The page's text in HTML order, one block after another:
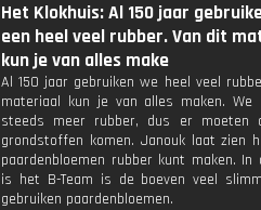
Het Klokhuis: Al 150 jaar
een heel veel rubber. Van dit
kun je van alles make
Al 150 jaar gebruiken we heel veel
materiaal kun je van alles maken. We
steeds meer rubber, dus er moeten
grondstoffen komen. Janouk laat zien
paardenbloemen rubber kunt maken. In
is het B-Team is de boeven veel
gebruiken paardenbloemen.